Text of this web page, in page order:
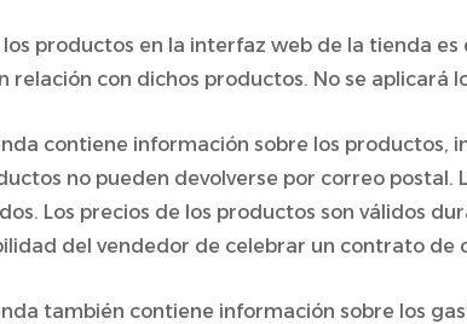
los productos en la interfaz web de la tienda
con dichos productos. No se aplicará
contiene información sobre los productos,
no pueden devolverse por correo
Los precios de los productos son válidos
del vendedor de celebrar un contrato
también contiene información sobre los